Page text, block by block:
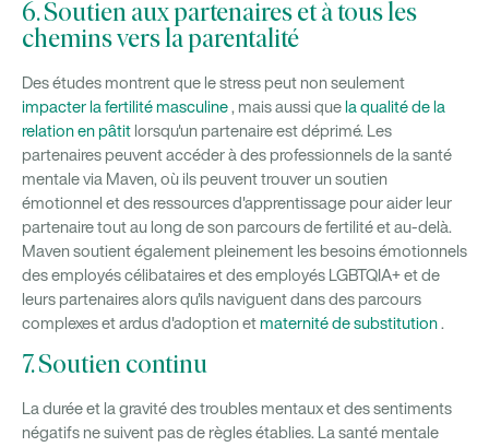
6. Soutien aux partenaires et à tous les
chemins vers la parentalité
Des études montrent que le stress peut non seulement
impacter la fertilité masculine, mais aussi que la qualité de la
relation en pâtit lorsqu'un partenaire est déprimé. Les
partenaires peuvent accéder à des professionnels de la santé
mentale via Maven, où ils peuvent trouver un soutien
émotionnel et des ressources d'apprentissage pour aider leur
partenaire tout au long de son parcours de fertilité et au-delà.
Maven soutient également pleinement les besoins émotionnels
des employés célibataires et des employés LGBTQIA+ et de
leurs partenaires alors qu'ils naviguent dans des parcours
complexes et ardus d'adoption etmaternité de substitution.
7. Soutien continu
La durée et la gravité des troubles mentaux et des sentiments
négatifs ne suivent pas de règles établies. La santé mentale